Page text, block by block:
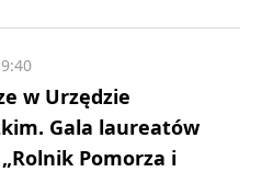
w Urzędzie
Gala laureatów
Pomorza i